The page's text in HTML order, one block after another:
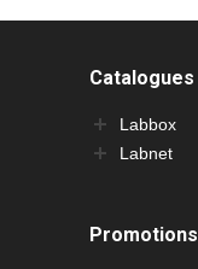
Catalogues
Labbox
Labnet
Promotions